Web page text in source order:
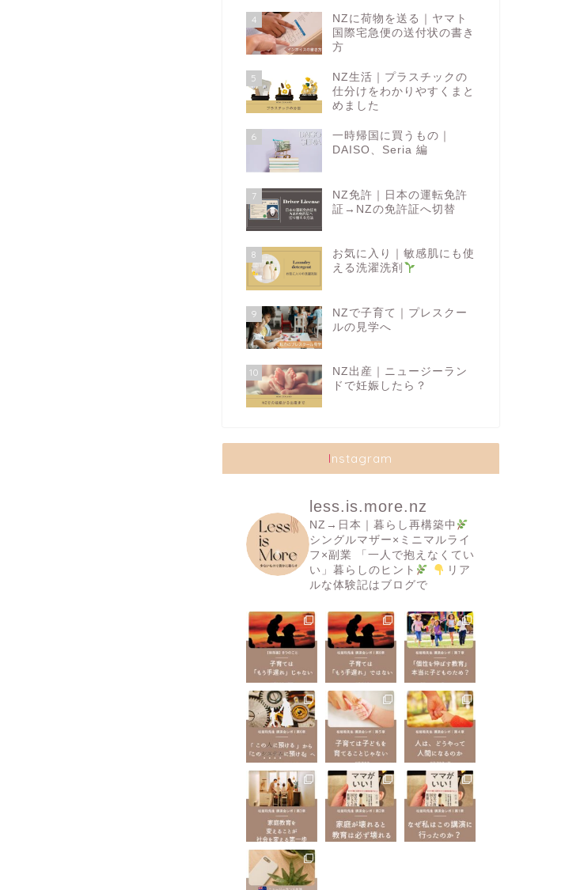
4
NZに荷物を送る｜ヤマト
国際宅急便の送付状の書き
方
5
NZ生活｜プラスチックの
仕分けをわかりやすくまと
めました
6
一時帰国に買うもの｜
DAISO、Seria 編
7
NZ免許｜日本の運転免許
証→NZの免許証へ切替
8
お気に入り｜敏感肌にも使
える洗濯洗剤
9
NZで子育て｜プレスクー
ルの見学へ
10
NZ出産｜ニュージーラン
ドで妊娠したら？
Instagram
less.is.more.nz
NZ→日本｜暮らし再構築中
シングルマザー×ミニマルライ
フ×副業
「一人で抱えなくてい
い」暮らしのヒント
リア
ルな体験記はブログで